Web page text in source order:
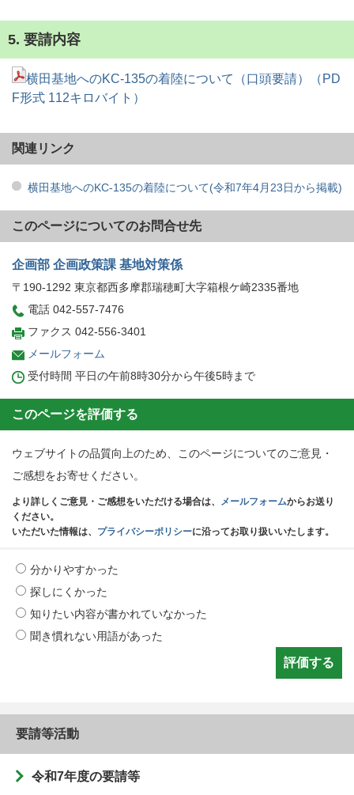
5. 要請内容
横田基地へのKC-135の着陸について（口頭要請）（PD
F形式 112キロバイト）
関連リンク
横田基地へのKC-135の着陸について(令和7年4月23日から掲載)
このページについてのお問合せ先
企画部 企画政策課 基地対策係
〒190-1292 東京都西多摩郡瑞穂町大字箱根ケ崎2335番地
電話 042-557-7476
ファクス 042-556-3401
メールフォーム
受付時間 平日の午前8時30分から午後5時まで
このページを評価する
ウェブサイトの品質向上のため、このページについてのご意見・
ご感想をお寄せください。
より詳しくご意見・ご感想をいただける場合は、 メールフォームからお送り
ください。
いただいた情報は、 プライバシーポリシーに沿ってお取り扱いいたします。
分かりやすかった
探しにくかった
知りたい内容が書かれていなかった
聞き慣れない用語があった
要請等活動
令和7年度の要請等